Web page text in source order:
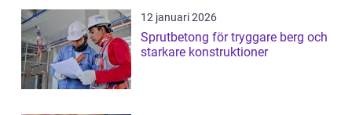
12 januari 2026
Sprutbetong för tryggare berg och
starkare konstruktioner